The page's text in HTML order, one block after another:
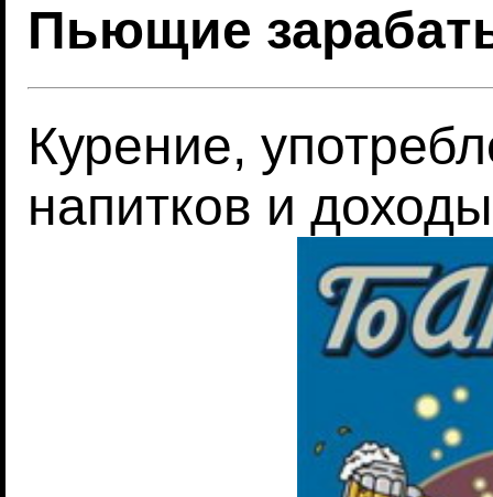
Пьющие
Курение,
напитков и доходы